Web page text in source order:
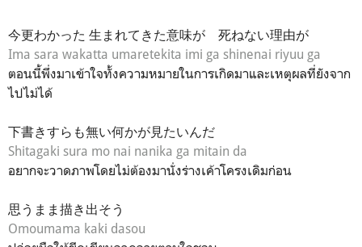
今更わかった 生まれてきた意味が 死ねない理由が
Ima sara wakatta umaretekita imi ga shinenai riyuu ga
ตอนนี้พึ่งมาเข้าใจทั้งความหมายในการเกิดมาและเหตุผลที่ยังจาก
ไปไม่ได้
下書きすらも無い何かが見たいんだ
Shitagaki sura mo nai nanika ga mitain da
อยากจะวาดภาพโดยไม่ต้องมานั่งร่างเค้าโครงเดิมก่อน
思うまま描き出そう
Omoumama kaki dasou